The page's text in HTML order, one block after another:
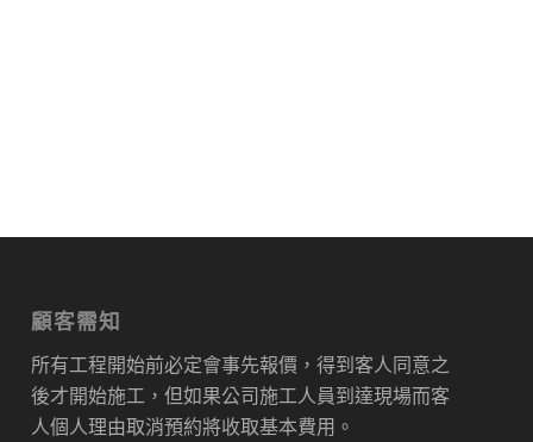
顧客需知
所有工程開始前必定會事先報價，得到客人同意之
後才開始施工，但如果公司施工人員到達現場而客
人個人理由取消預約將收取基本費用。